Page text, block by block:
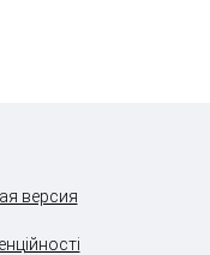
версия